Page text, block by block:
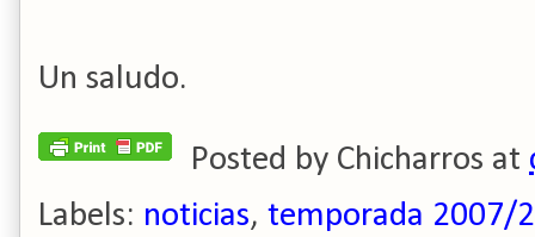
Un saludo.
Posted by Chicharros at
Labels: noticias, temporada 2007/